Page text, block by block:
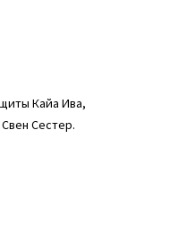
Кайа Ива,
Сестер.